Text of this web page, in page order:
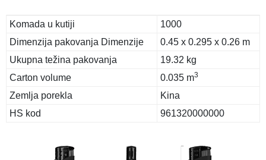
Komada u kutiji
1000
Dimenzija pakovanja Dimenzije
0.45 x 0.295 x 0.26 m
Ukupna težina pakovanja
19.32 kg
Carton volume
0.035 m3
Zemlja porekla
Kina
HS kod
961320000000